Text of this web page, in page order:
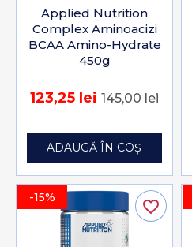
Applied Nutrition
Complex Aminoacizi
BCAA Amino-Hydrate
450g
123,25 lei 145,00 lei
ADAUGĂ ÎN COȘ
-15% favorite_border